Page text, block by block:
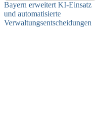
Bayern erweitert KI-Einsatz
und automatisierte
Verwaltungsentscheidungen